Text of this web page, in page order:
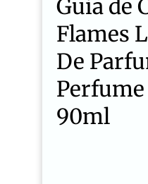
Guia de
Flames
De
90ml